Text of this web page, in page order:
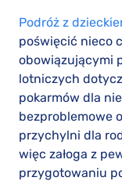
Podróż z
poświęcić nieco
obowiązującymi
lotniczych
pokarmów dla
bezproblemowe
przychylni dla
więc załoga z
przygotowaniu